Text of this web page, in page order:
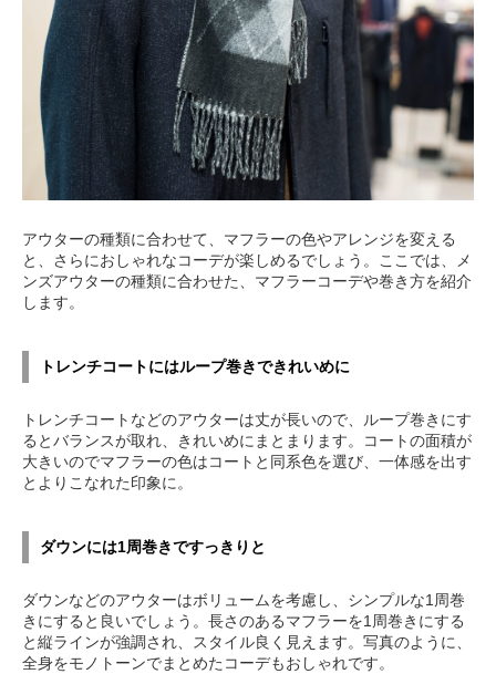
アウターの種類に合わせて、マフラーの色やアレンジを変える
と、さらにおしゃれなコーデが楽しめるでしょう。ここでは、メ
ンズアウターの種類に合わせた、マフラーコーデや巻き方を紹介
します。
トレンチコートにはループ巻きできれいめに
トレンチコートなどのアウターは丈が長いので、ループ巻きにす
るとバランスが取れ、きれいめにまとまります。コートの面積が
大きいのでマフラーの色はコートと同系色を選び、一体感を出す
とよりこなれた印象に。
ダウンには1周巻きですっきりと
ダウンなどのアウターはボリュームを考慮し、シンプルな1周巻
きにすると良いでしょう。長さのあるマフラーを1周巻きにする
と縦ラインが強調され、スタイル良く見えます。写真のように、
全身をモノトーンでまとめたコーデもおしゃれです。